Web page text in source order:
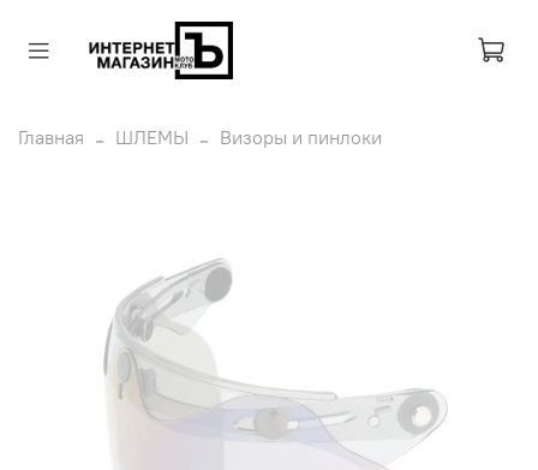
Главная ШЛЕМЫ Визоры и пинлоки